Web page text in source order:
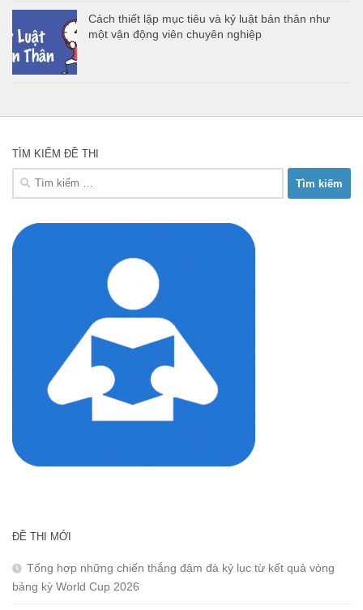
Cách thiết lập mục tiêu và kỷ luật bản thân như
một vận động viên chuyên nghiệp
TÌM KIẾM ĐỀ THI
Tìm
kiếm
ĐỀ THI MỚI
Tổng hợp những chiến thắng đậm đà kỷ lục từ kết quả vòng
bảng kỳ World Cup 2026